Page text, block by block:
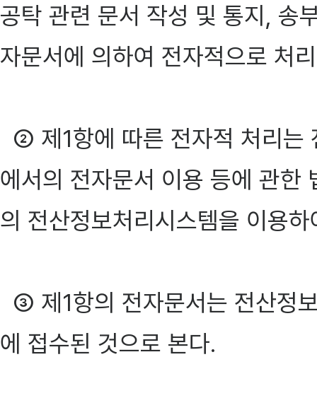
공탁 관련 문서 작성 및 통지, 송
자문서에 의하여 전자적으로 처
② 제1항에 따른 전자적 처리는
에서의 전자문서 이용 등에 관한
의 전산정보처리시스템을 이용
③ 제1항의 전자문서는 전산정
에 접수된 것으로 본다.